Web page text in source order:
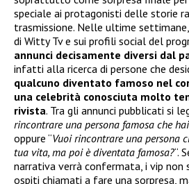
speciale ai protagonisti delle storie
trasmissione. Nelle ultime
di Witty Tv e sui profili social del
annunci decisamente diversi dal
infatti alla ricerca di persone che
qualcuno diventato famoso nel
una celebrità conosciuta molto
rivista. Tra gli annunci pubblicati si
rincontrare una persona famosa che
oppure “Vuoi rincontrare una persona
tua vita, ma poi è diventata famosa?“.
narrativa verrà confermata, i vip non
ospiti chiamati a fare una sorpresa,